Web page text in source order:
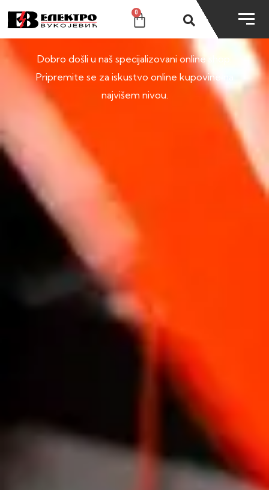
0
SHOP
Dobro došli u naš specijalizovani online shop.
Pripremite se za iskustvo online kupovine na
najvišem nivou.